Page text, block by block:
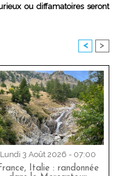
ou diffamatoires seront
< >
Lundi 3 Août 2026 - 07:00
Italie : randonnée